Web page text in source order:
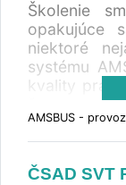
Školenie
opakujúce
niektoré
systému
kvality
že sme
doškolenie
školenie
AMSBUS - provoz
ČSAD SVT